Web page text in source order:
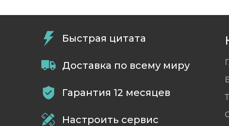
Быстрая цитата
Доставка по всему миру
Гарантия 12 месяцев
Настроить сервис